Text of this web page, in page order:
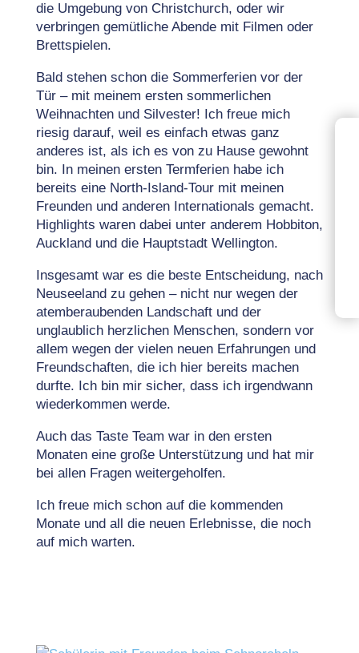
die Umgebung von Christchurch, oder wir
verbringen gemütliche Abende mit Filmen oder
Brettspielen.
Bald stehen schon die Sommerferien vor der
Tür – mit meinem ersten sommerlichen
Weihnachten und Silvester! Ich freue mich
riesig darauf, weil es einfach etwas ganz
anderes ist, als ich es von zu Hause gewohnt
bin. In meinen ersten Termferien habe ich
bereits eine North-Island-Tour mit meinen
Freunden und anderen Internationals gemacht.
Highlights waren dabei unter anderem Hobbiton,
Auckland und die Hauptstadt Wellington.
Insgesamt war es die beste Entscheidung, nach
Neuseeland zu gehen – nicht nur wegen der
atemberaubenden Landschaft und der
unglaublich herzlichen Menschen, sondern vor
allem wegen der vielen neuen Erfahrungen und
Freundschaften, die ich hier bereits machen
durfte. Ich bin mir sicher, dass ich irgendwann
wiederkommen werde.
Auch das Taste Team war in den ersten
Monaten eine große Unterstützung und hat mir
bei allen Fragen weitergeholfen.
Ich freue mich schon auf die kommenden
Monate und all die neuen Erlebnisse, die noch
auf mich warten.